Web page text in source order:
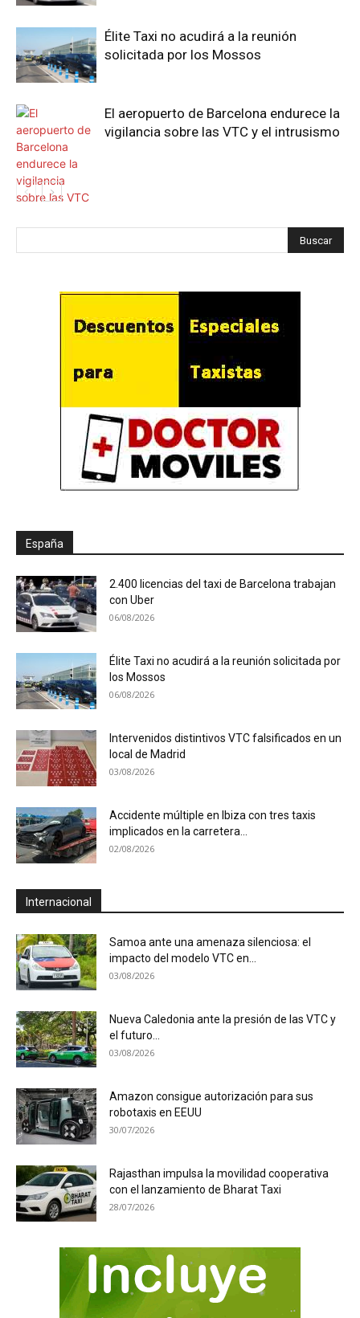
Élite Taxi no acudirá a la reunión
solicitada por los Mossos
El aeropuerto de Barcelona endurece la
vigilancia sobre las VTC y el intrusismo
España
2.400 licencias del taxi de Barcelona trabajan
con Uber
06/08/2026
Élite Taxi no acudirá a la reunión solicitada por
los Mossos
06/08/2026
Intervenidos distintivos VTC falsificados en un
local de Madrid
03/08/2026
Accidente múltiple en Ibiza con tres taxis
implicados en la carretera...
02/08/2026
Internacional
Samoa ante una amenaza silenciosa: el
impacto del modelo VTC en...
03/08/2026
Nueva Caledonia ante la presión de las VTC y
el futuro...
03/08/2026
Amazon consigue autorización para sus
robotaxis en EEUU
30/07/2026
Rajasthan impulsa la movilidad cooperativa
con el lanzamiento de Bharat Taxi
28/07/2026